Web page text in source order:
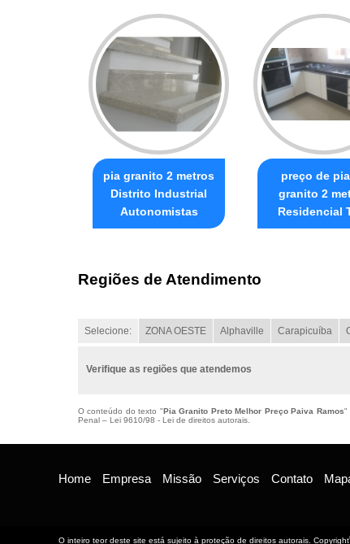
pia granito 2 metros
Distrito Industrial
Autonomistas
preço de
granito 2
Residencial
Regiões de Atendimento
Selecione: ZONA OESTE Alphaville Carapicuíba
Verifique as regiões que atendemos
O conteúdo do texto "Pia Granito Preto Melhor Preço Paiva Ramos"
Penal – Lei 9610/98 - Lei de direitos autorais
Home Empresa Missão Serviços Contato
O inteiro teor deste site está sujeito à proteção de direitos autorais. Copyright